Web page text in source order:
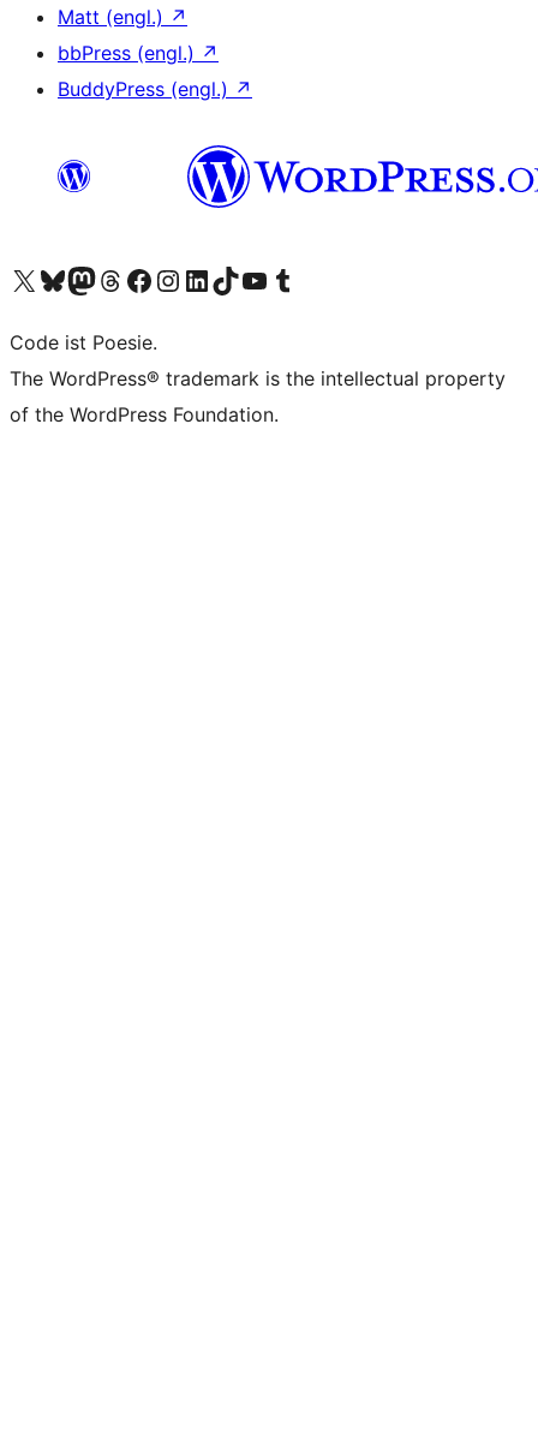
Matt (engl.) ↗
bbPress (engl.) ↗
BuddyPress (engl.) ↗
Unser X-Konto (früher Twitter) besuchen
Unser Bluesky-Konto besuchen
Unser Mastodon-Konto besuchen
Unser Threads-Konto besuchen
Unsere Facebook-Seite besuchen
Unser Instagram-Konto besuchen
Unser LinkedIn-Konto besuchen
Unser TikTok-Konto besuchen
Unseren YouTube-Kanal besuchen
Unser Tumblr-Konto besuchen
Code ist Poesie.
The WordPress® trademark is the intellectual property
of the WordPress Foundation.